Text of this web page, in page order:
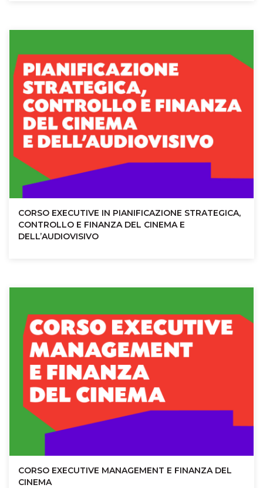
CORSO EXECUTIVE IN PIANIFICAZIONE STRATEGICA,
CONTROLLO E FINANZA DEL CINEMA E
DELL’AUDIOVISIVO
CORSO EXECUTIVE MANAGEMENT E FINANZA DEL
CINEMA